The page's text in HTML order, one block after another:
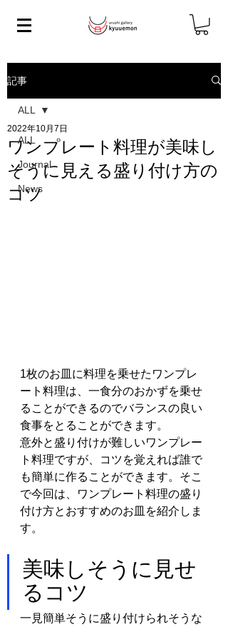
記事
ALL
Journal
News
ALL
ワンプレート料理が美味し
そうに見える盛り付け方の
コツ
2022年10月7日
1枚のお皿に料理を乗せたワンプレ
ート料理は、一食分のおかずを乗せ
ることができるのでバランスの良い
食事をとることができます。
意外と盛り付けが難しいワンプレー
ト料理ですが、コツを覚えれば誰で
も簡単に作ることができます。そこ
で今回は、ワンプレート料理の盛り
付け方とおすすめのお皿を紹介しま
す。
美味しそうに見せ
るコツ
一見簡単そうに盛り付けられそうな